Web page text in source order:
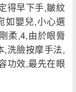
早下手,皺紋
如嬰兒,小心選
柔,4,由於眼脣
,洗臉按摩手法,
功效,最先在眼